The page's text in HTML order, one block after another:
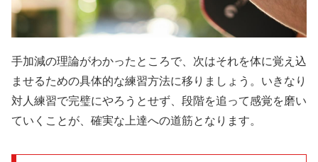
手加減の理論がわかったところで、次はそれを体に覚え込
ませるための具体的な練習方法に移りましょう。いきなり
対人練習で完璧にやろうとせず、段階を追って感覚を磨い
ていくことが、確実な上達への道筋となります。